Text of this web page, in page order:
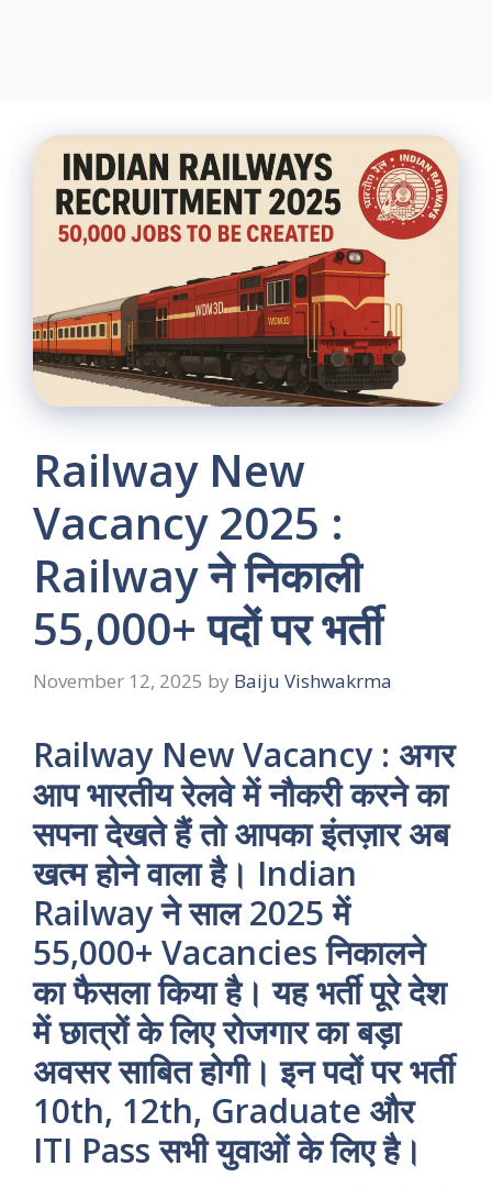
Railway New
Vacancy 2025 :
Railway ने निकाली
55,000+ पदों पर भर्ती
November 12, 2025 by Baiju Vishwakrma
Railway New Vacancy : अगर
आप भारतीय रेलवे में नौकरी करने का
सपना देखते हैं तो आपका इंतज़ार अब
खत्म होने वाला है। Indian
Railway ने साल 2025 में
55,000+ Vacancies निकालने
का फैसला किया है। यह भर्ती पूरे देश
में छात्रों के लिए रोजगार का बड़ा
अवसर साबित होगी। इन पदों पर भर्ती
10th, 12th, Graduate और
ITI Pass सभी युवाओं के लिए है।